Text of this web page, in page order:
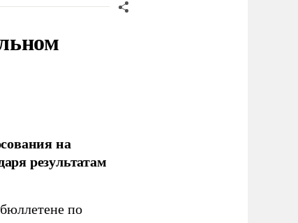
на
результатам
по